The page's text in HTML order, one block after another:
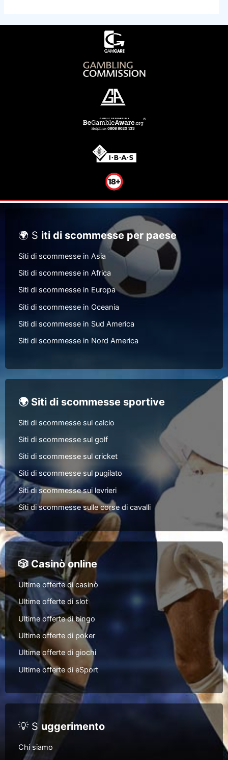
🌍 S iti di scommesse per paese
Siti di scommesse in Asia
Siti di scommesse in Africa
Siti di scommesse in Europa
Siti di scommesse in Oceania
Siti di scommesse in Sud America
Siti di scommesse in Nord America
🌍 Siti di scommesse sportive
Siti di scommesse sul calcio
Siti di scommesse sul golf
Siti di scommesse sul cricket
Siti di scommesse sul pugilato
Siti di scommesse sui levrieri
Siti di scommesse sulle corse di cavalli
🎲 Casinò online
Ultime offerte di casinò
Ultime offerte di slot
Ultime offerte di bingo
Ultime offerte di poker
Ultime offerte di giochi
Ultime offerte di eSport
💡 Suggerimento
Chi siamo